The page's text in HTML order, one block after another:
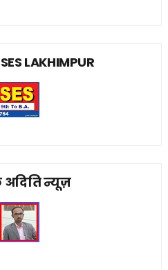
LAKHIMPUR
अदिति न्यूज़